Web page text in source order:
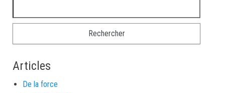
Articles
De la force